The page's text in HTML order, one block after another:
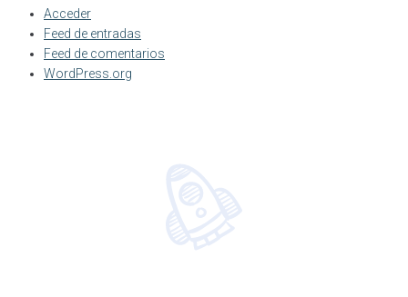
Acceder
Feed de entradas
Feed de comentarios
WordPress.org